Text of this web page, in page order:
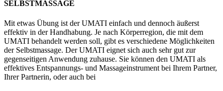
SELBSTMASSAGE
Mit etwas Übung ist der UMATI einfach und dennoch äußerst
effektiv in der Handhabung. Je nach Körperregion, die mit dem
UMATI behandelt werden soll, gibt es verschiedene Möglichkeiten
der Selbstmassage. Der UMATI eignet sich auch sehr gut zur
gegenseitigen Anwendung zuhause. Sie können den UMATI als
effektives Entspannungs- und Massageinstrument bei Ihrem Partner,
Ihrer Partnerin, oder auch bei